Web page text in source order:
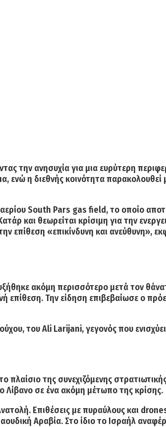
την ανησυχία για μια ευρύτερη
ενώ η διεθνής κοινότητα παρακολουθεί
South Pars gas field,το οποίο
και θεωρείται κρίσιμη για την
«επικίνδυνη και ανεύθυνη»,
ακόμη περισσότερο μετά τον
επίθεση. Την είδηση επιβεβαίωσε ο
τουAli Larijani, γεγονός που
πλαίσιο της συνεχιζόμενης
Λίβανο σε ένα ακόμη μέτωπο της κρίσης.
Επιθέσεις με πυραύλους και
Αραβία. Στο ίδιο το Ισραήλ